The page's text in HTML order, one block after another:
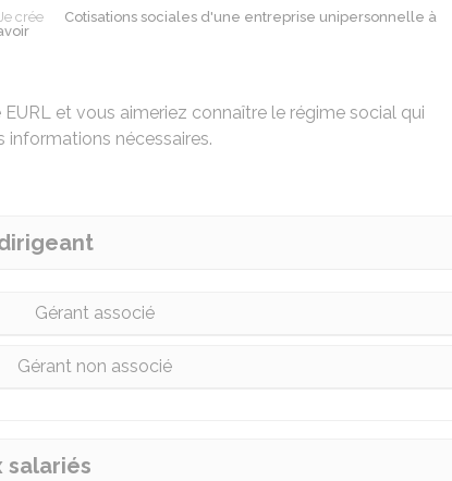
crée
Cotisations sociales d'une entreprise unipersonnelle à
et vous aimeriez connaître le régime social qui
informations nécessaires.
Gérant associé
Gérant non associé
salariés